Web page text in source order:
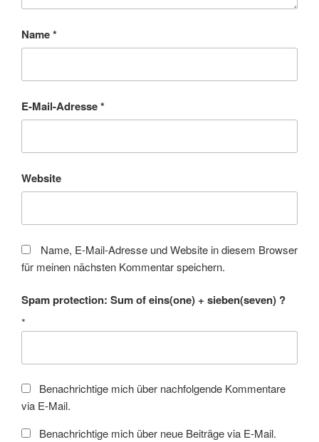
Name*
E-Mail-Adresse*
Website
Name, E-Mail-Adresse und Website in diesem Browser
für meinen nächsten Kommentar speichern.
Spam protection: Sum of eins(one) + sieben(seven) ?
*
Benachrichtige mich über nachfolgende Kommentare
via E-Mail.
Benachrichtige mich über neue Beiträge via E-Mail.